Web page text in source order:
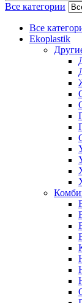
Все категории
Все
Ekoplastik